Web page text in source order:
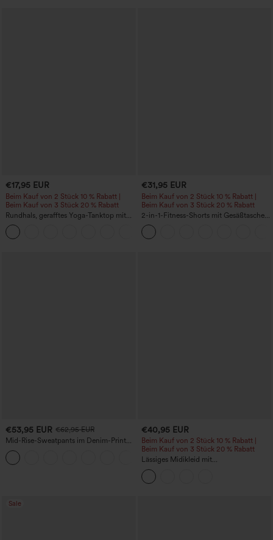
€17,95 EUR
Beim Kauf von 2 Stück 10 % Rabatt |
Beim Kauf von 3 Stück 20 % Rabatt
Rundhals, gerafftes Yoga-Tanktop mit
Cool-Touch-Effekt – UPF50+
€31,95 EUR
Beim Kauf von 2 Stück 10 % Rabatt |
Beim Kauf von 3 Stück 20 % Rabatt
2-in-1-Fitness-Shorts mit Gesäßtasche
und seitlicher versteckter Tasche 6,3 cm
€53,95 EUR €62,95 EUR
Mid-Rise-Sweatpants im Denim-Print
aus French Terry, lässig, mit Taschen
€40,95 EUR
Beim Kauf von 2 Stück 10 % Rabatt |
Beim Kauf von 3 Stück 20 % Rabatt
Lässiges Midikleid mit
Rundhalsausschnitt, integriertem BH,
ärmellos und Rüschensaum
Sale